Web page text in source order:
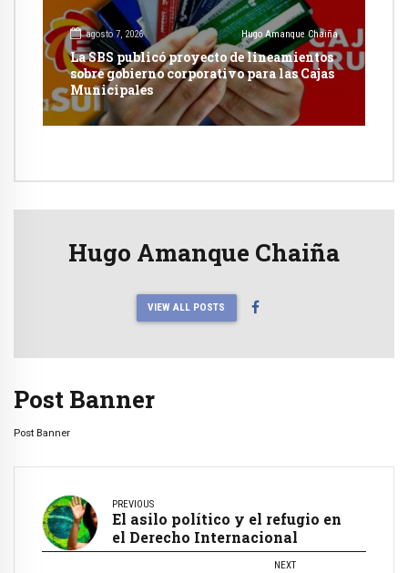
agosto 7, 2026 Hugo Amanque Chaiña
La SBS publicó proyecto de lineamientos
sobre gobierno corporativo para las Cajas
Municipales
Hugo Amanque Chaiña
VIEW ALL POSTS
Post Banner
Post Banner
PREVIOUS
El asilo político y el refugio en
el Derecho Internacional
NEXT